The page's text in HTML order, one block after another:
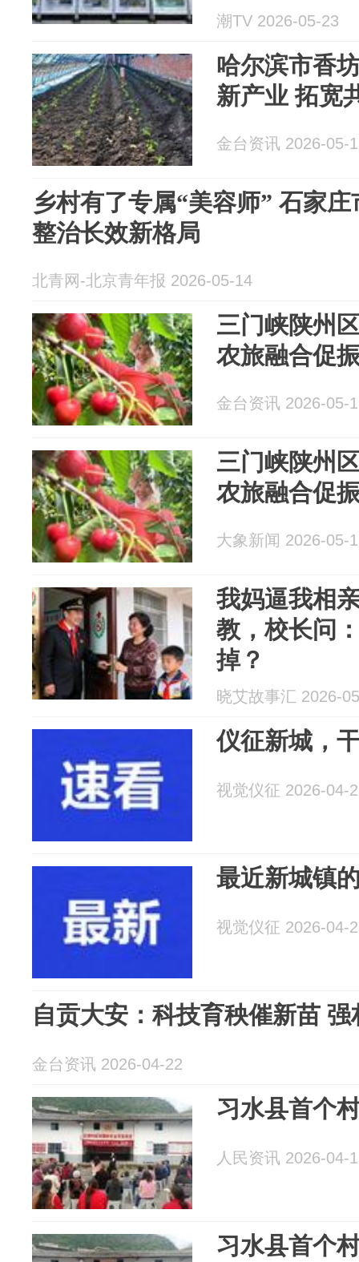
潮TV 2026-05-23
哈尔滨市香
新产业 拓宽
金台资讯 2026-05-
乡村有了专属“美容师” 石家
整治长效新格局
北青网-北京青年报 2026-05-14
三门峡陕州
农旅融合促
金台资讯 2026-05-
三门峡陕州
农旅融合促
大象新闻 2026-05-
我妈逼我相
教，校长问
掉？
晓艾故事汇 2026-
仪征新城，
视觉仪征 2026-04-
最近新城镇
视觉仪征 2026-04-
自贡大安：科技育秧催新苗
金台资讯 2026-04-22
习水县首个
人民资讯 2026-04-
习水县首个